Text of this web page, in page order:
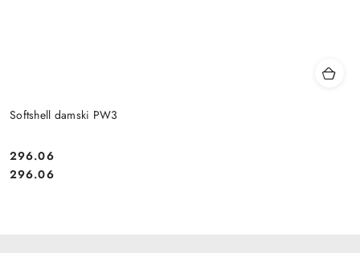
Softshell damski PW3
Cena:
296.06
Cena:
296.06